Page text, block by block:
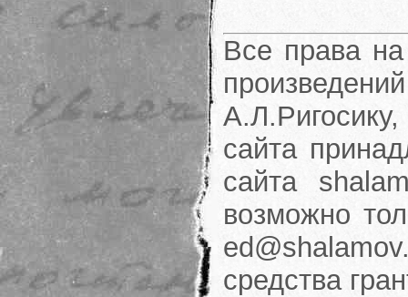
Все права на
сайта
сайта
возможно
средства